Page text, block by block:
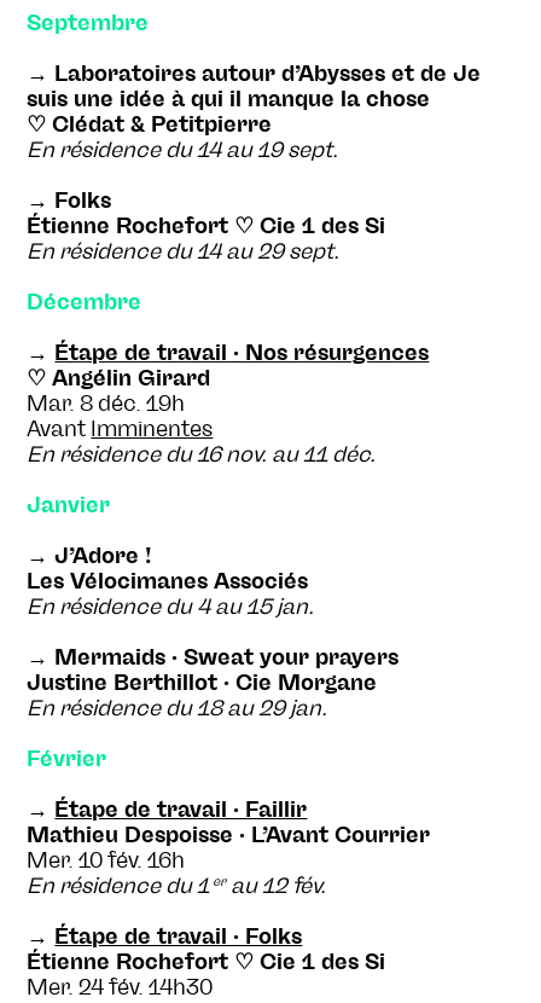
Septembre
→ Laboratoires autour d’Abysses et de Je
suis une idée à qui il manque la chose
♡ Clédat & Petitpierre
En résidence du 14 au 19 sept.
→ Folks
Étienne Rochefort ♡ Cie 1 des Si
En résidence du 14 au 29 sept.
Décembre
→
Étape de travail · Nos résurgences
♡ Angélin Girard
Mar. 8 déc. 19h
Avant Imminentes
En résidence du 16 nov. au 11 déc.
Janvier
→ J’Adore !
Les Vélocimanes Associés
En résidence du 4 au 15 jan.
→ Mermaids · Sweat your prayers
Justine Berthillot · Cie Morgane
En résidence du 18 au 29 jan.
Février
→
Étape de travail · Faillir
Mathieu Despoisse · L’Avant Courrier
Mer. 10 fév. 16h
En résidence du 1 erau 12 fév.
→
Étape de travail · Folks
Étienne Rochefort ♡ Cie 1 des Si
Mer. 24 fév. 14h30